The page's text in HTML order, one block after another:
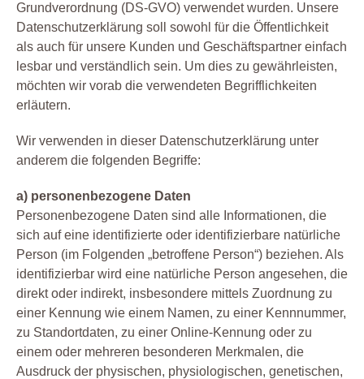
Grundverordnung (DS-GVO) verwendet wurden. Unsere
Datenschutzerklärung soll sowohl für die Öffentlichkeit
als auch für unsere Kunden und Geschäftspartner einfach
lesbar und verständlich sein. Um dies zu gewährleisten,
möchten wir vorab die verwendeten Begrifflichkeiten
erläutern.
Wir verwenden in dieser Datenschutzerklärung unter
anderem die folgenden Begriffe:
a) personenbezogene Daten
Personenbezogene Daten sind alle Informationen, die
sich auf eine identifizierte oder identifizierbare natürliche
Person (im Folgenden „betroffene Person“) beziehen. Als
identifizierbar wird eine natürliche Person angesehen, die
direkt oder indirekt, insbesondere mittels Zuordnung zu
einer Kennung wie einem Namen, zu einer Kennnummer,
zu Standortdaten, zu einer Online-Kennung oder zu
einem oder mehreren besonderen Merkmalen, die
Ausdruck der physischen, physiologischen, genetischen,